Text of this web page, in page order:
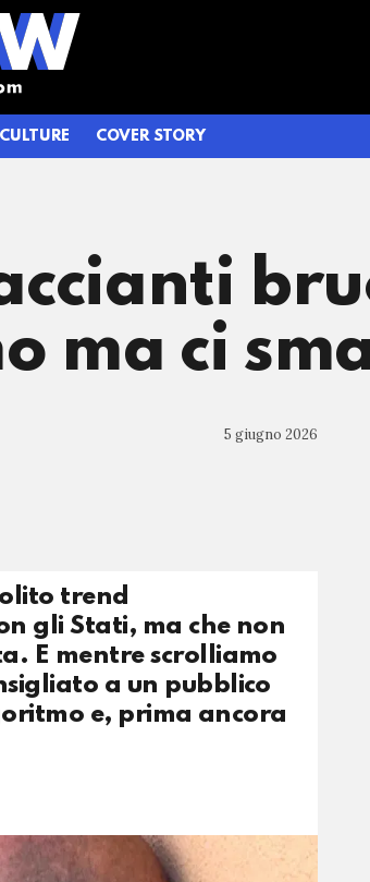
CULTURE COVER STORY
ma ci
5 giugno 2026
trend
gli Stati, ma che non
E mentre scrolliamo
a un pubblico
e, prima ancora